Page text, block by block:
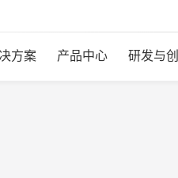
方案 产品中心 研发与